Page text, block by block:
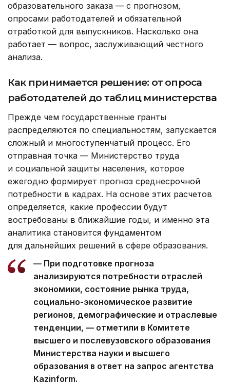
образовательного заказа — с прогнозом,
опросами работодателей и обязательной
отработкой для выпускников. Насколько она
работает — вопрос, заслуживающий честного
анализа.
Как принимается решение: от опроса
работодателей до таблиц министерства
Прежде чем государственные гранты
распределяются по специальностям, запускается
сложный и многоступенчатый процесс. Его
отправная точка — Министерство труда
и социальной защиты населения, которое
ежегодно формирует прогноз среднесрочной
потребности в кадрах. На основе этих расчетов
определяется, какие профессии будут
востребованы в ближайшие годы, и именно эта
аналитика становится фундаментом
для дальнейших решений в сфере образования.
— При подготовке прогноза
анализируются потребности отраслей
экономики, состояние рынка труда,
социально-экономическое развитие
регионов, демографические и отраслевые
тенденции, — отметили в Комитете
высшего и послевузовского образования
Министерства науки и высшего
образования в ответ на запрос агентства
Kazinform.